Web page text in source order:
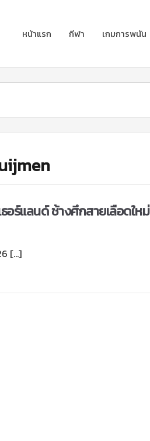
หน้าแรก กีฬา เกมการพนัน
อร์แลนด์ ช้างศึกสายเลือดใหม่
[…]